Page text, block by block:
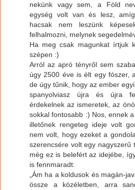
nekünk vagy sem, a Föld
egység volt van és lesz,
hacsak nem leszünk
felhalmozni, melynek
Ha meg csak magunkat írtjuk
szépen :)
Arról az apró tényről sem
úgy 2500 éve is élt egy fószer,
de úgy tűnik, hogy az ember
spanyolviasz újra és újra
érdekelnek az ismeretek, az
sokkal fontosabb :) Nos, ennek
illetőnek rengeteg ideje volt
nem volt, hogy ezeket a
szerencsére volt egy nagyszerű
még ez is belefért az idejébe,
is fennmaradt:
„Ám ha a koldusok és magán-
össze a közéletben, arra